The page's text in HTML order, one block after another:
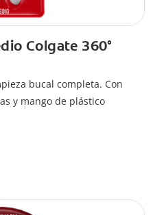
Colgate 360°
bucal completa. Con
y mango de plástico